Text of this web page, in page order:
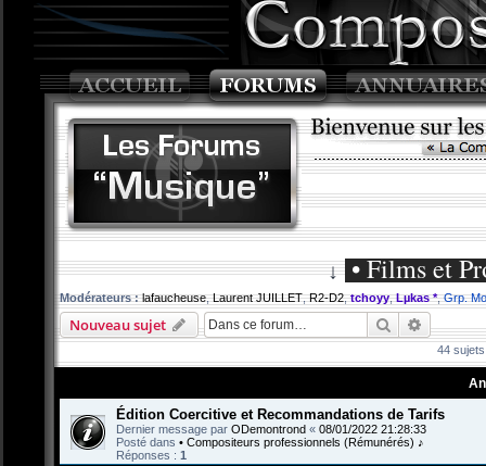
↓ • Films et
Modérateurs : lafaucheuse,Laurent JUILLET,R2-D2,tchoyy,Lµkas *,Grp.
Nouveau sujet Rechercher
44
Édition Coercitive et Recommandations de Tarifs
Dernier message par ODemontrond « 08/01/2022 21:28:33
Posté dans • Compositeurs professionnels (Rémunérés) ♪
Réponses : 1